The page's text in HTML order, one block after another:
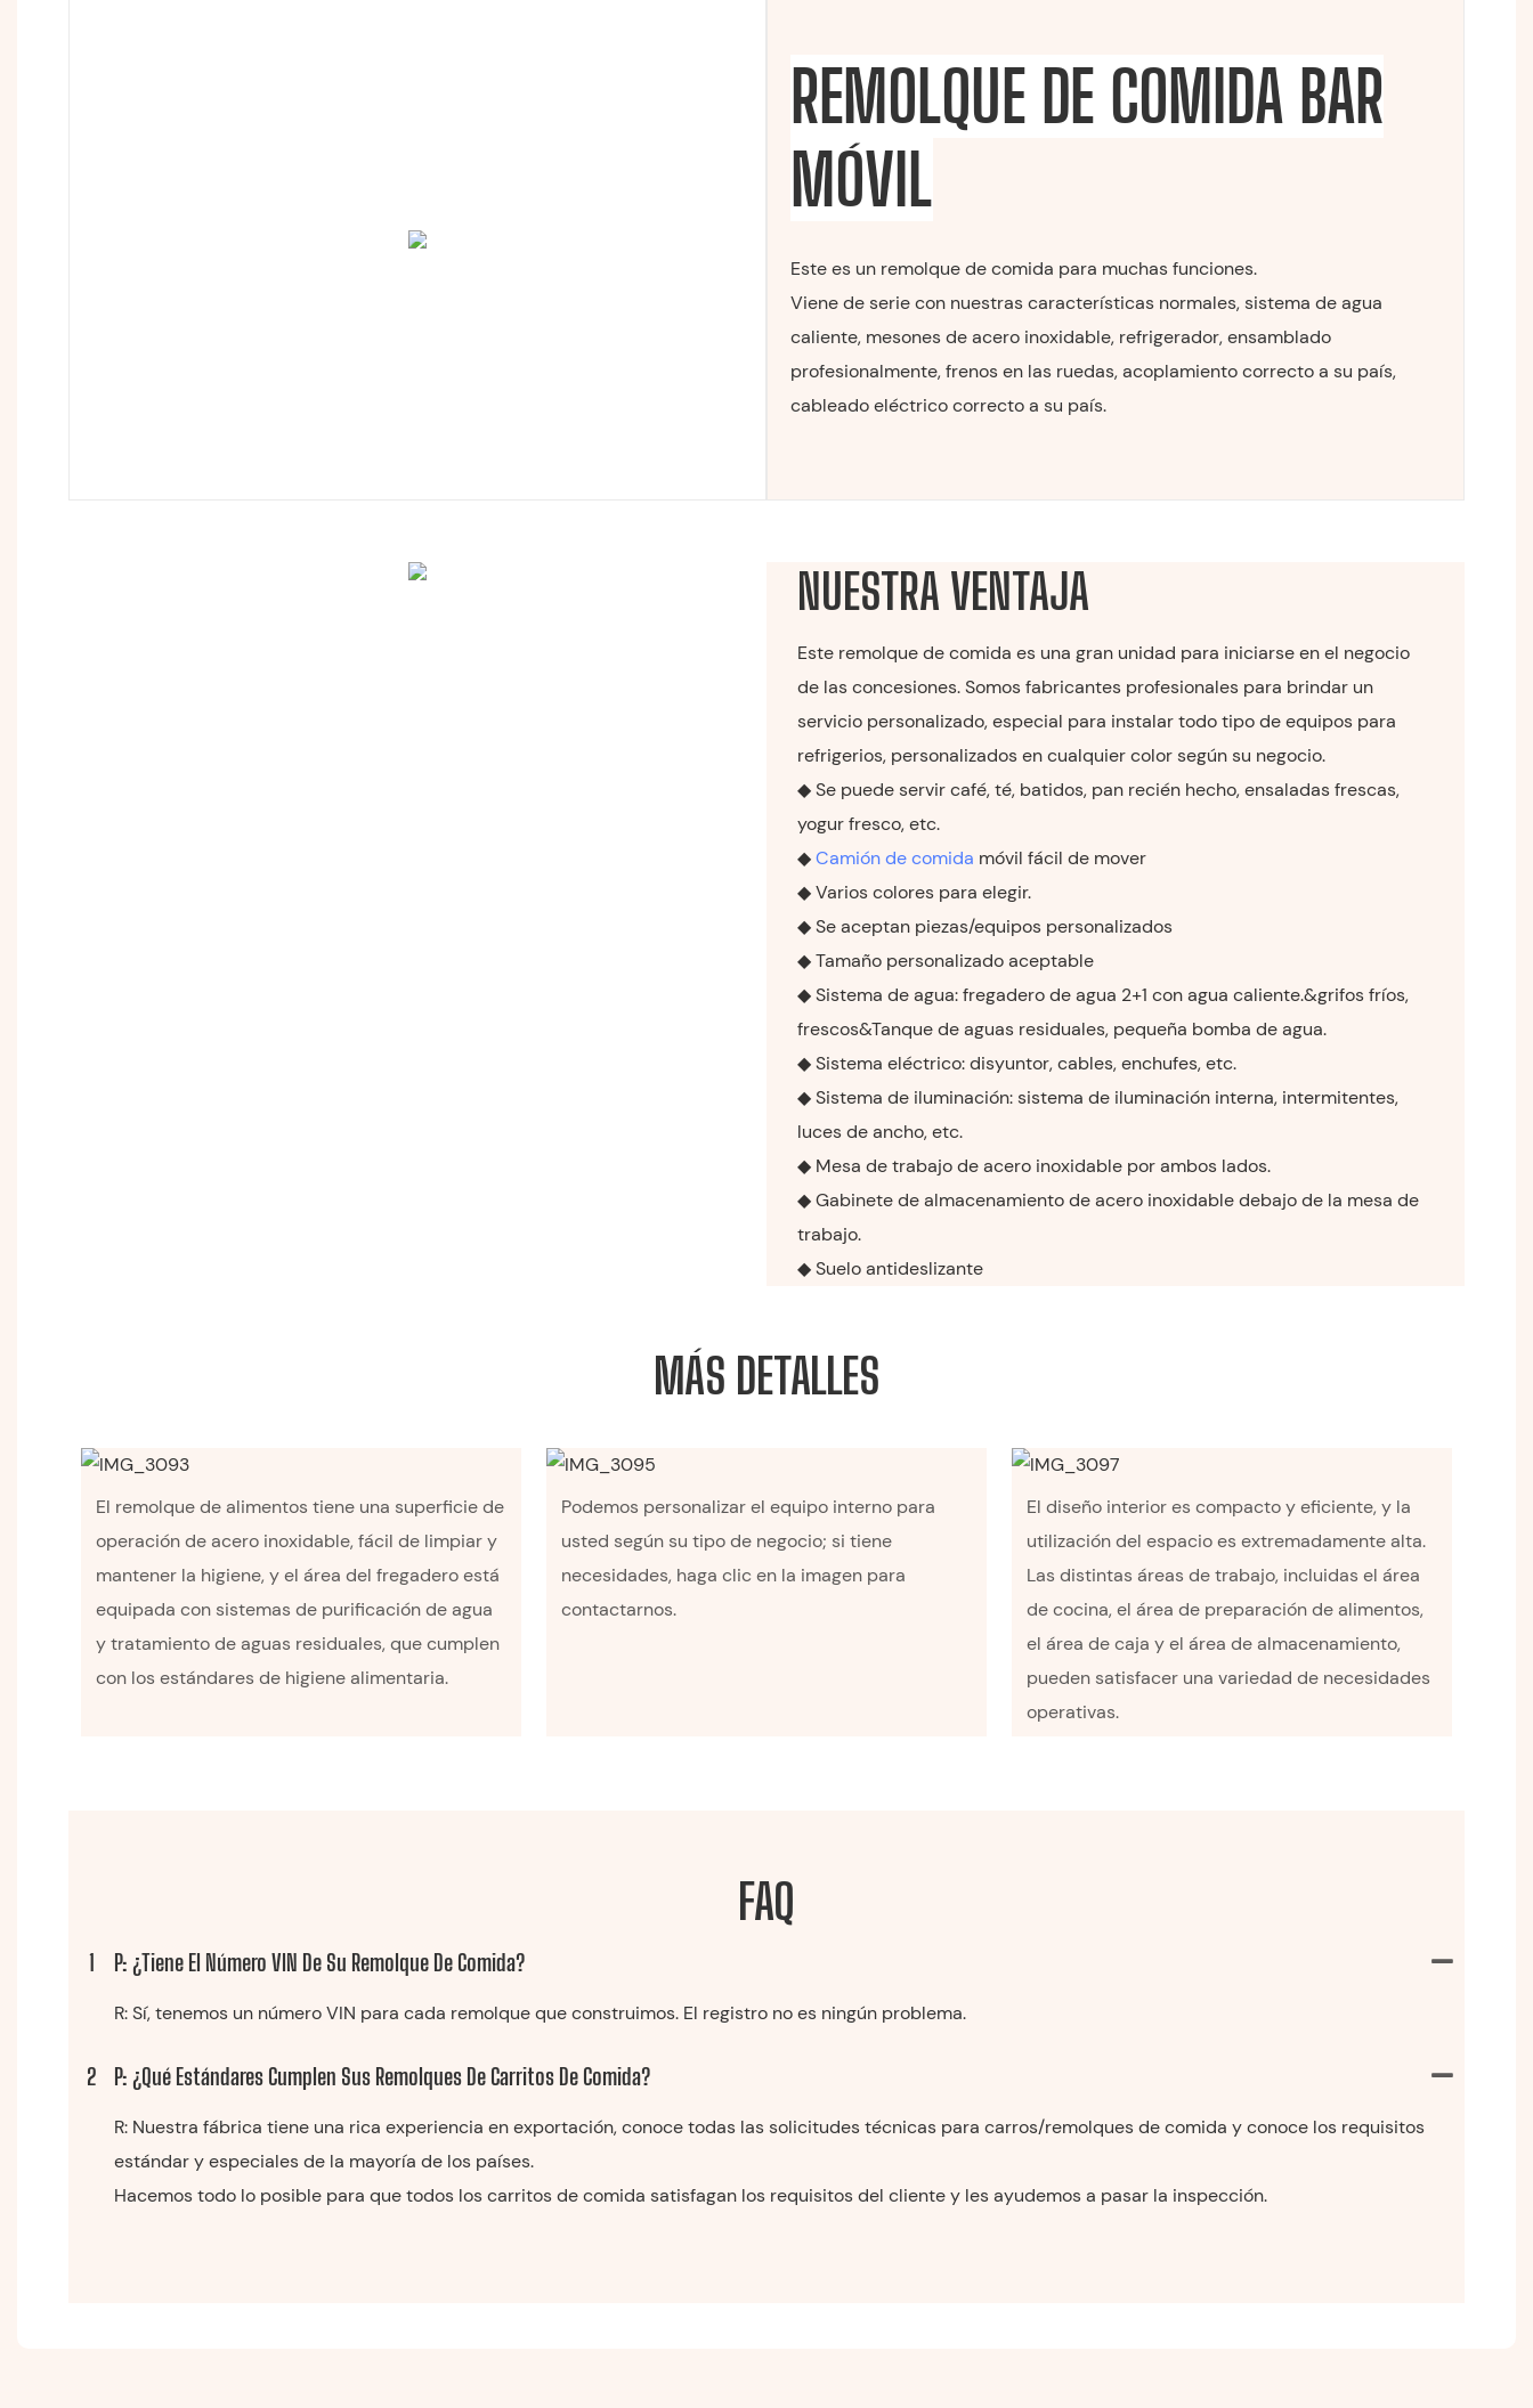
REMOLQUE DE COMIDA BAR
MÓVIL
Este es un remolque de comida para muchas funciones.
Viene de serie con nuestras características normales, sistema de agua
caliente, mesones de acero inoxidable, refrigerador, ensamblado
profesionalmente, frenos en las ruedas, acoplamiento correcto a su país,
cableado eléctrico correcto a su país.
NUESTRA VENTAJA
Este remolque de comida es una gran unidad para iniciarse en el negocio
de las concesiones. Somos fabricantes profesionales para brindar un
servicio personalizado, especial para instalar todo tipo de equipos para
refrigerios, personalizados en cualquier color según su negocio.
◆ Se puede servir café, té, batidos, pan recién hecho, ensaladas frescas,
yogur fresco, etc.
◆Camión de comida móvil fácil de mover
◆ Varios colores para elegir.
◆ Se aceptan piezas/equipos personalizados
◆ Tamaño personalizado aceptable
◆ Sistema de agua: fregadero de agua 2+1 con agua caliente.&grifos fríos,
frescos&Tanque de aguas residuales, pequeña bomba de agua.
◆ Sistema eléctrico: disyuntor, cables, enchufes, etc.
◆ Sistema de iluminación: sistema de iluminación interna, intermitentes,
luces de ancho, etc.
◆ Mesa de trabajo de acero inoxidable por ambos lados.
◆ Gabinete de almacenamiento de acero inoxidable debajo de la mesa de
trabajo.
◆ Suelo antideslizante
MÁS DETALLES
El remolque de alimentos tiene una superficie de
operación de acero inoxidable, fácil de limpiar y
mantener la higiene, y el área del fregadero está
equipada con sistemas de purificación de agua
y tratamiento de aguas residuales, que cumplen
con los estándares de higiene alimentaria.
Podemos personalizar el equipo interno para
usted según su tipo de negocio; si tiene
necesidades, haga clic en la imagen para
contactarnos.
El diseño interior es compacto y eficiente, y la
utilización del espacio es extremadamente alta.
Las distintas áreas de trabajo, incluidas el área
de cocina, el área de preparación de alimentos,
el área de caja y el área de almacenamiento,
pueden satisfacer una variedad de necesidades
operativas.
FAQ
1 P: ¿Tiene El Número VIN De Su Remolque De Comida?
R: Sí, tenemos un número VIN para cada remolque que construimos. El registro no es ningún problema.
2 P: ¿Qué Estándares Cumplen Sus Remolques De Carritos De Comida?
R: Nuestra fábrica tiene una rica experiencia en exportación, conoce todas las solicitudes técnicas para carros/remolques de comida y conoce los requisitos
estándar y especiales de la mayoría de los países.
Hacemos todo lo posible para que todos los carritos de comida satisfagan los requisitos del cliente y les ayudemos a pasar la inspección.